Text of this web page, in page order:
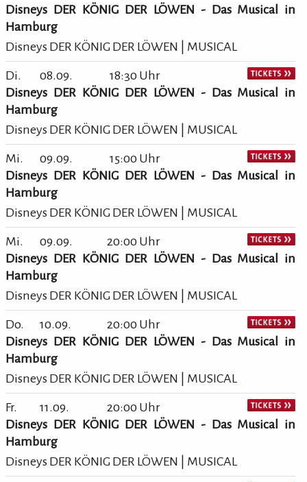
Disneys DER KÖNIG DER LÖWEN - Das Musical in
Hamburg
Disneys DER KÖNIG DER LÖWEN | MUSICAL
Di. 08.09.
18:30 Uhr
Disneys DER KÖNIG DER LÖWEN - Das Musical in
Hamburg
Disneys DER KÖNIG DER LÖWEN | MUSICAL
Mi. 09.09.
15:00 Uhr
Disneys DER KÖNIG DER LÖWEN - Das Musical in
Hamburg
Disneys DER KÖNIG DER LÖWEN | MUSICAL
Mi. 09.09.
20:00 Uhr
Disneys DER KÖNIG DER LÖWEN - Das Musical in
Hamburg
Disneys DER KÖNIG DER LÖWEN | MUSICAL
Do. 10.09.
20:00 Uhr
Disneys DER KÖNIG DER LÖWEN - Das Musical in
Hamburg
Disneys DER KÖNIG DER LÖWEN | MUSICAL
Fr. 11.09.
20:00 Uhr
Disneys DER KÖNIG DER LÖWEN - Das Musical in
Hamburg
Disneys DER KÖNIG DER LÖWEN | MUSICAL